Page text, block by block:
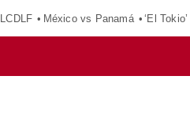
LCDLF México vs Panamá ‘El Tokio’